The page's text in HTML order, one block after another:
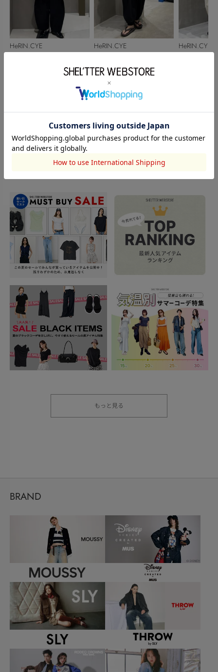
HeRIN.CYE
HeRIN.CYE
ベ秋】
162cm
HeRIN.CYE
このアイテムを見た人がチェックしている商品
閲覧中カテゴリーのランキング
TOPICS
もっと見る
BRAND